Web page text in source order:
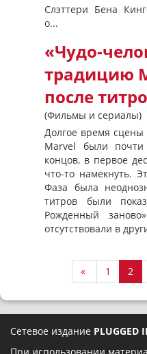
Слэттери Бена
о...
«Чудо-
традицию
после
(Фильмы и сериалы)
Долгое время сцены
Marvel были
концов, в первое
что-то намекнуть.
Фаза была
титров были
Рожденный
отсутствовали в
« 1 2
Сетевое издание PLUGGED